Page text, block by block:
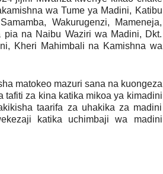
wa Tume ya Madini, Katibu
Wakurugenzi, Mameneja,
pia na Naibu Waziri wa Madini, Dkt.
Kheri Mahimbali na Kamishna wa
matokeo mazuri sana na kuongeza
tafiti za kina katika mikoa ya kimadini
taarifa za uhakika za madini
katika uchimbaji wa madini